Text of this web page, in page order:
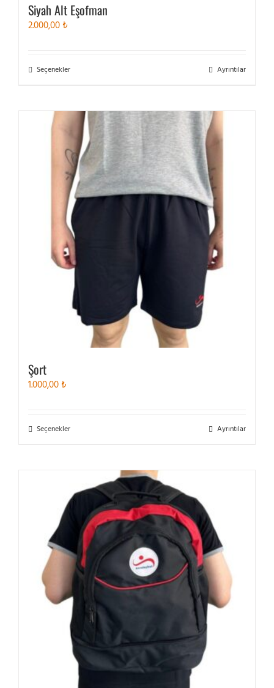
Siyah Alt Eşofman
2.000,00 ₺
SeçeneklerBu
fazla
varyasyonu
var.
Seçenekler
ürün
sayfasından
seçilebilir
Ayrıntılar
Şort
1.000,00 ₺
SeçeneklerBu
varyasyonu
var.
Seçenekler
ürün
sayfasından
seçilebilir
Ayrıntılar